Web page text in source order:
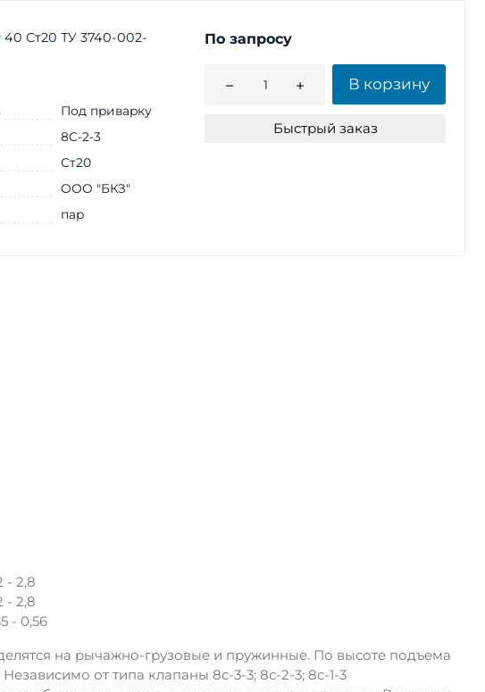
Ст20 ТУ 3740-002-
Под приварку
8С-2-3
Ст20
ООО "БКЗ"
пар
По запросу
В корзину
Быстрый заказ
- 2,8
- 2,8
- 0,56
на рычажно-грузовые и пружинные. По высоте подъема
от типа клапаны 8c-3-3; 8с-2-3; 8с-1-3